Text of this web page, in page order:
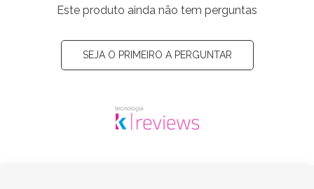
Este produto ainda não tem perguntas
SEJA O PRIMEIRO A PERGUNTAR